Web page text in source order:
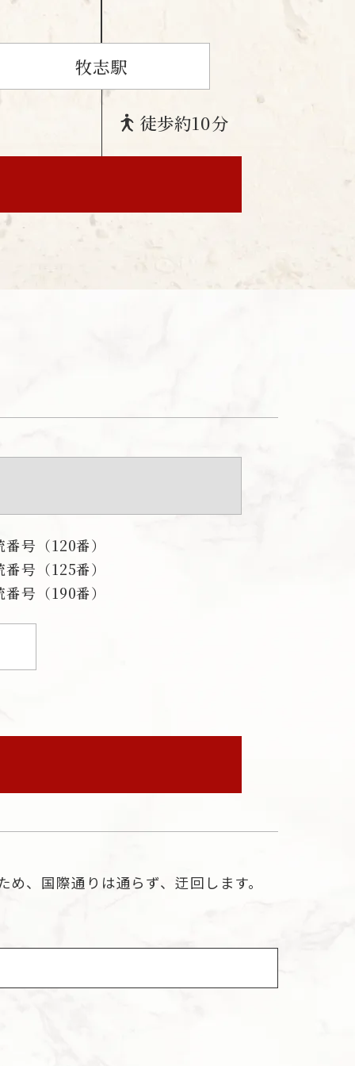
牧志駅
徒歩約10分
号（120番）
号（125番）
号（190番）
、国際通りは通らず、迂回します。